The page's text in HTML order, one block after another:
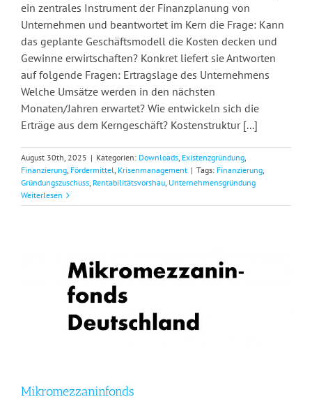
ein zentrales Instrument der Finanzplanung von
Unternehmen und beantwortet im Kern die Frage: Kann
das geplante Geschäftsmodell die Kosten decken und
Gewinne erwirtschaften? Konkret liefert sie Antworten
auf folgende Fragen: Ertragslage des Unternehmens
Welche Umsätze werden in den nächsten
Monaten/Jahren erwartet? Wie entwickeln sich die
Erträge aus dem Kerngeschäft? Kostenstruktur [...]
August 30th, 2025 | Kategorien: Downloads, Existenzgründung,
Finanzierung, Fördermittel, Krisenmanagement | Tags: Finanzierung,
Gründungszuschuss, Rentabilitätsvorshau, Unternehmensgründung
Weiterlesen
Mikromezzaninfonds